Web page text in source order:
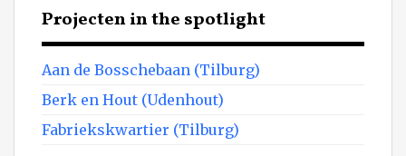
Projecten in the spotlight
Aan de Bosschebaan (Tilburg)
Berk en Hout (Udenhout)
Fabriekskwartier (Tilburg)